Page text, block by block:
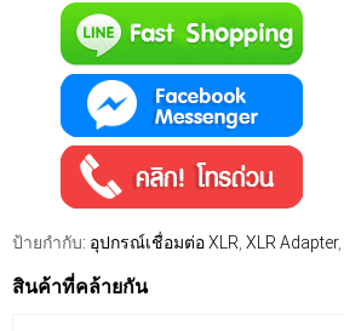
ป้ายกำกับ: อุปกรณ์เชื่อมต่อ XLR XLR Adapter,
สินค้าที่คล้ายกัน